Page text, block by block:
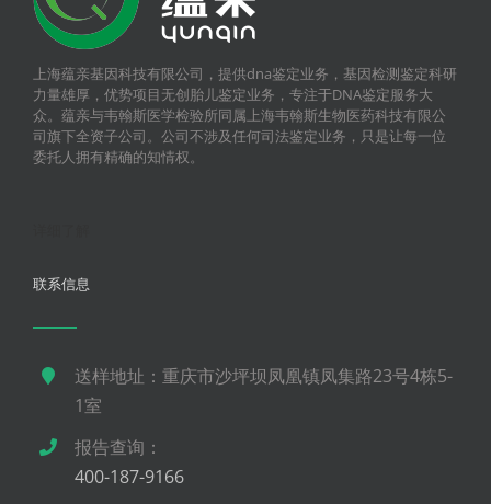
上海蕴亲基因科技有限公司，提供dna鉴定业务，基因检测鉴定科研
力量雄厚，优势项目无创胎儿鉴定业务，专注于DNA鉴定服务大
众。蕴亲与韦翰斯医学检验所同属上海韦翰斯生物医药科技有限公
司旗下全资子公司。公司不涉及任何司法鉴定业务，只是让每一位
委托人拥有精确的知情权。
联系信息
送样地址：重庆市沙坪坝凤凰镇凤集路23号4栋5-
1室
报告查询：
400-187-9166